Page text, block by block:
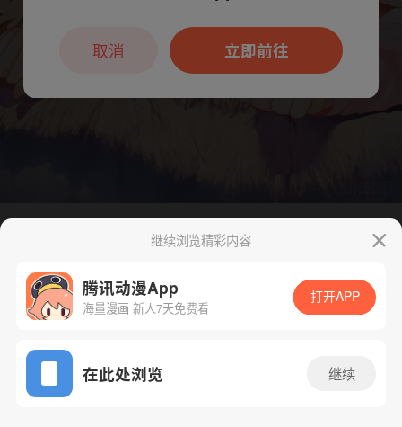
App免费看
腾漫App免费看
继续浏览精彩内容
腾讯动漫App
海量漫画 新人7天免费看
打开APP
在此处浏览 继续
本章节仅支持App阅读，可打开App新用
户7天免费看立即前往
取消